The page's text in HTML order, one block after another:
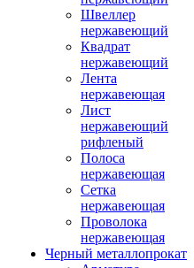
Швеллер
нержавеющий
Квадрат
нержавеющий
Лента
нержавеющая
Лист
нержавеющий
рифленый
Полоса
нержавеющая
Сетка
нержавеющая
Проволока
нержавеющая
Черный металлопрокат